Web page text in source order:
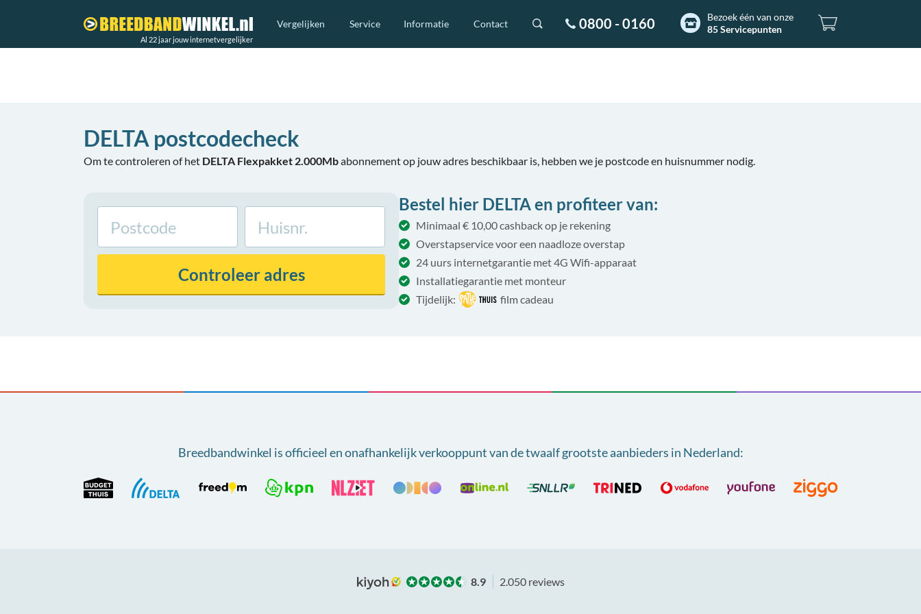
Al 22 jaar jouw internetvergelijker
Vergelijken Service Informatie Contact 0800 - 0160
Bezoek één van onze
85 Servicepunten
DELTA postcodecheck
Om te controleren of het DELTA Flexpakket 2.000Mbabonnement op jouw adres beschikbaar is, hebben we je postcode en huisnummer nodig.
Controleeradres
Bestel hier DELTA en profiteer van:
Minimaal € 10,00 cashback op je rekening
Overstapservice voor een naadloze overstap
24 uurs internetgarantie met 4G Wifi-apparaat
Installatiegarantie met monteur
Tijdelijk:
film cadeau
Breedbandwinkel is officieel en onafhankelijk verkooppunt vande twaalf grootste aanbieders in Nederland:
8.9 2.050 reviews